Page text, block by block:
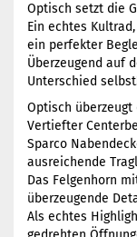
Optisch setzt die
Ein echtes
ein perfekter
Überzeugend auf
Unterschied
Optisch
Vertiefter
Sparco
ausreichende
Das Felgenhorn
überzeugende
Als echtes